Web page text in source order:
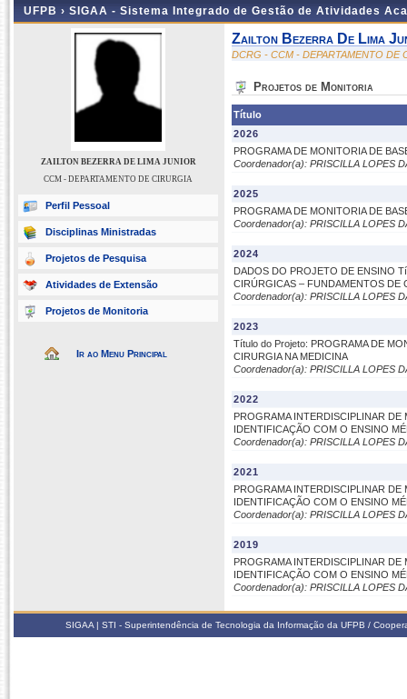
UFPB › SIGAA - Sistema Integrado de Gestão de Atividades
ZAILTON BEZERRA DE LIMA JUNIOR
CCM - DEPARTAMENTO DE CIRURGIA
Perfil Pessoal
Disciplinas Ministradas
Projetos de Pesquisa
Atividades de Extensão
Projetos de Monitoria
Ir ao Menu Principal
Zailton Bezerra De Lima
DCRG - CCM - DEPARTAMENTO DE
Projetos de Monitoria
Título
2026
PROGRAMA DE MONITORIA DE
Coordenador(a): PRISCILLA LOPES
2025
PROGRAMA DE MONITORIA DE
Coordenador(a): PRISCILLA LOPES
2024
DADOS DO PROJETO DE ENSINO
CIRÚRGICAS – FUNDAMENTOS DE
Coordenador(a): PRISCILLA LOPES
2023
Título do Projeto: PROGRAMA DE
CIRURGIA NA MEDICINA
Coordenador(a): PRISCILLA LOPES
2022
PROGRAMA INTERDISCIPLINAR
IDENTIFICAÇÃO COM O ENSINO
Coordenador(a): PRISCILLA LOPES
2021
PROGRAMA INTERDISCIPLINAR
IDENTIFICAÇÃO COM O ENSINO
Coordenador(a): PRISCILLA LOPES
2019
PROGRAMA INTERDISCIPLINAR
IDENTIFICAÇÃO COM O ENSINO
Coordenador(a): PRISCILLA LOPES
SIGAA | STI - Superintendência de Tecnologia da Informação da UFPB /